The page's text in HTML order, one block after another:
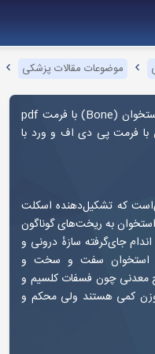
مقالات پزشکی استخوان
) با فرمت pdf
دی اف و ورد با
اسکلت
ریخت‌های گوناگون
سازهٔ درونی و
سفت و سخت و
چون فسفات کلسیم و
ولی محکم و